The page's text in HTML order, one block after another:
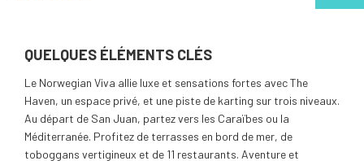
QUELQUES ÉLÉMENTS CLÉS
Le Norwegian Viva allie luxe et sensations fortes avec The
Haven, un espace privé, et une piste de karting sur trois niveaux.
Au départ de San Juan, partez vers les Caraïbes ou la
Méditerranée. Profitez de terrasses en bord de mer, de
toboggans vertigineux et de 11 restaurants. Aventure et